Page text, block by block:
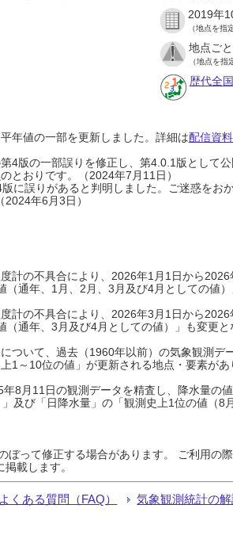
2019年
（地点を指
地点ご
（地点を指
歴代全
年値の一部を更新しました。詳細は配信資
4版の一部誤りを修正し、第4.0.1版として
のとおりです。（2024年7月11日）
に誤りがあると判明しました。ご迷惑をお
年6月3日）
計の不具合により、2026年1月1日から
通年、1月、2月、3月及び4月としての値
計の不具合により、2026年3月1日から
通年、3月及び4月としての値）」も変更
ついて、過去（1960年以前）の気象観測
1～10位の値」が更新される地点・要素があ
8月11日の観測データを精査し、降水量の
及び「日降水量」の「観測史上1位の値（
って修正する場合があります。 ご利用の
載します。
よくある質問（FAQ） 気象観測統計の解